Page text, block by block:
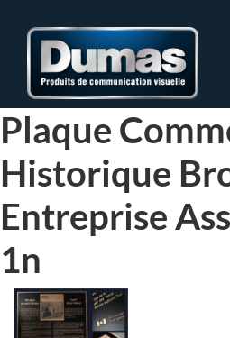
Plaque
Historique
Entreprise
1n